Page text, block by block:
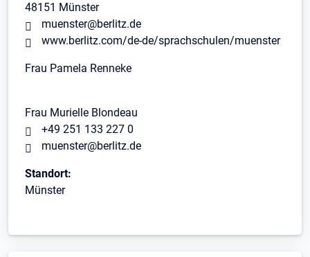
48151 Münster
muenster@berlitz.de
www.berlitz.com/de-de/sprachschulen/muenster
Frau Pamela Renneke
Frau Murielle Blondeau
+49 251 133 227 0
muenster@berlitz.de
Standort:
Münster